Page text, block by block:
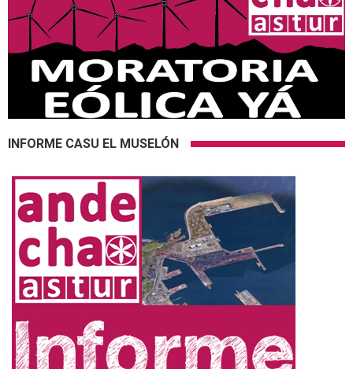
INFORME CASU EL MUSELÓN